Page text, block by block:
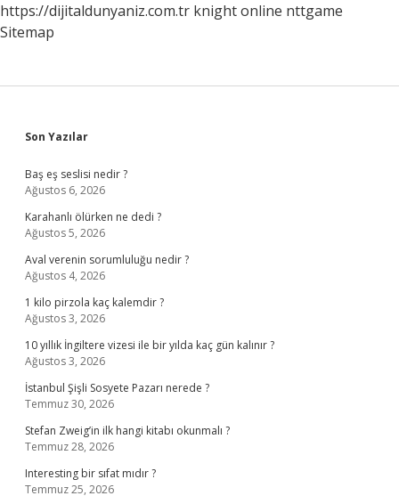
https://dijitaldunyaniz.com.tr knight online nttgame
Sitemap
Sidebar
Son Yazılar
Baş eş seslisi nedir ?
Ağustos 6, 2026
Karahanlı ölürken ne dedi ?
Ağustos 5, 2026
Aval verenin sorumluluğu nedir ?
Ağustos 4, 2026
1 kilo pirzola kaç kalemdir ?
Ağustos 3, 2026
10 yıllık İngiltere vizesi ile bir yılda kaç gün kalınır ?
Ağustos 3, 2026
İstanbul Şişli Sosyete Pazarı nerede ?
Temmuz 30, 2026
Stefan Zweig’in ilk hangi kitabı okunmalı ?
Temmuz 28, 2026
Interesting bir sıfat mıdır ?
Temmuz 25, 2026